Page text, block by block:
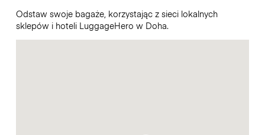
Odstaw swoje bagaże, korzystając z sieci lokalnych
sklepów i hoteli LuggageHero w Doha.